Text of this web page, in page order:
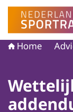
Naar de
Home